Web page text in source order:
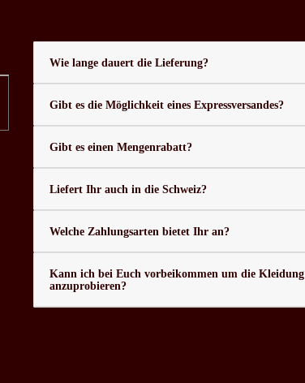
Wie lange dauert die Lieferung?
Gibt es die Möglichkeit eines Expressversandes?
Gibt es einen Mengenrabatt?
Liefert Ihr auch in die Schweiz?
Welche Zahlungsarten bietet Ihr an?
Kann ich bei Euch vorbeikommen um die Kleidung
anzuprobieren?